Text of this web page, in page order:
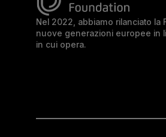
Nel 2022, abbiamo rilanciato
nuove generazioni europee in
in cui opera.